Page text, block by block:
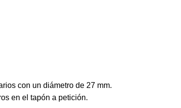
con un diámetro de 27 mm.
en el tapón a petición.